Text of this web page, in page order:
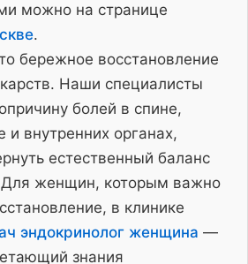
можно на странице
.
бережное восстановление
Наши специалисты
болей в спине,
и внутренних органах,
естественный баланс
Для женщин, которым важно
в клинике
эндокринолог женщина —
знания